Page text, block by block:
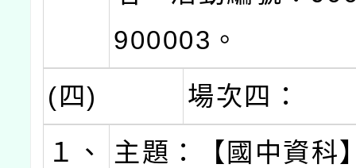
900003。
(四)
場次四：
１、
主題：【國中資科